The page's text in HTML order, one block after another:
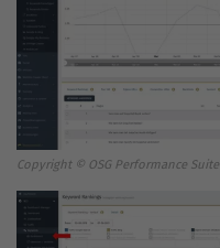
Copyright © OSG Performance Suite